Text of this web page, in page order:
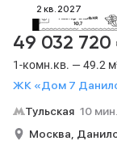
2 кв. 2027
1-комн.кв. — 49.2
ЖК «Дом 7
49 032 720
Тульская 10 мин.
Москва,